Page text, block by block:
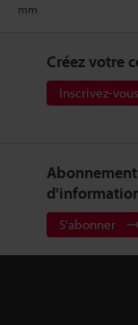
mm
Créez votre
Inscrivez-
S'abonner